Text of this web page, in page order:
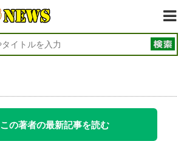
この著者の最新記事を読む